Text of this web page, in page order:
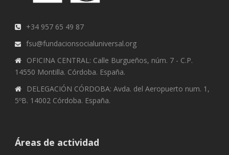
+34 957 65 49 87
fsu@fundacionsocialuniversal.org
OFICINA CENTRAL: Calle Burgueños, núm. 7 - C.P.
14550 Montilla. Córdoba. España.
DELEGACIÓN CÓRDOBA: Avda. del Aeropuerto num. 1,
5ºB. 14002 Córdoba. España.
Áreas de actividad